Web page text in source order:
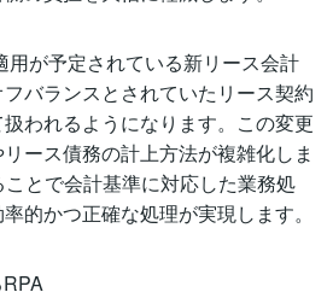
が予定されている新リース会計
バランスとされていたリース契約
われるようになります。この変更
ース債務の計上方法が複雑化しま
とで会計基準に対応した業務処
的かつ正確な処理が実現します。